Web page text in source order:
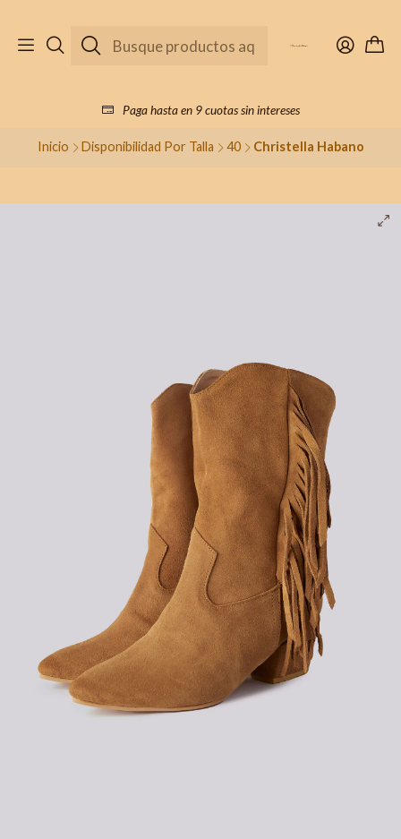
Paga hasta en 9 cuotas sin intereses
Inicio Disponibilidad Por Talla 40 Christella Habano